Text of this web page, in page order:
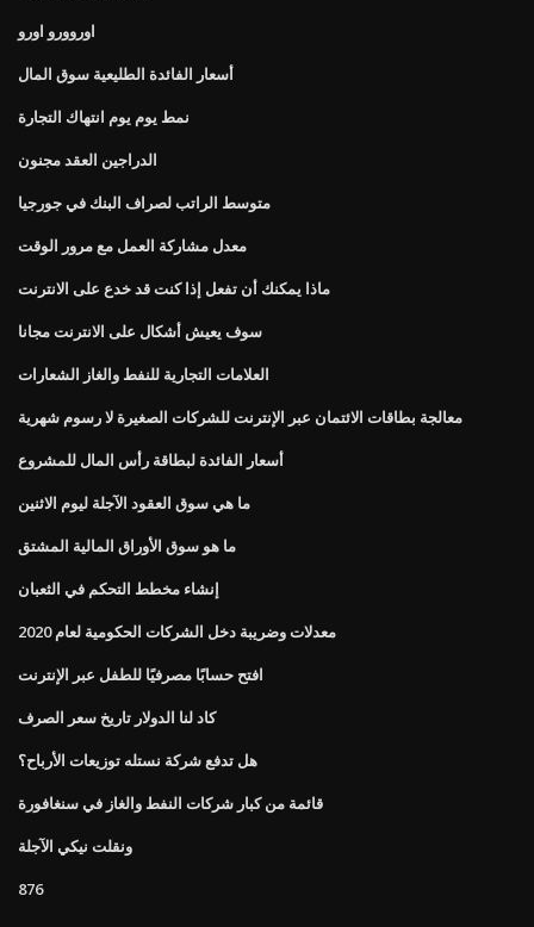
اوروورو اورو
أسعار الفائدة الطليعية سوق المال
نمط يوم يوم انتهاك التجارة
الدراجين العقد مجنون
متوسط ​​الراتب لصراف البنك في جورجيا
معدل مشاركة العمل مع مرور الوقت
ماذا يمكنك أن تفعل إذا كنت قد خدع على الانترنت
سوف يعيش أشكال على الانترنت مجانا
العلامات التجارية للنفط والغاز الشعارات
معالجة بطاقات الائتمان عبر الإنترنت للشركات الصغيرة لا رسوم شهرية
أسعار الفائدة لبطاقة رأس المال للمشروع
ما هي سوق العقود الآجلة ليوم الاثنين
ما هو سوق الأوراق المالية المشتق
إنشاء مخطط التحكم في الثعبان
معدلات وضريبة دخل الشركات الحكومية لعام 2020
افتح حسابًا مصرفيًا للطفل عبر الإنترنت
كاد لنا الدولار تاريخ سعر الصرف
هل تدفع شركة نستله توزيعات الأرباح؟
قائمة من كبار شركات النفط والغاز في سنغافورة
ونقلت نيكي الآجلة
876